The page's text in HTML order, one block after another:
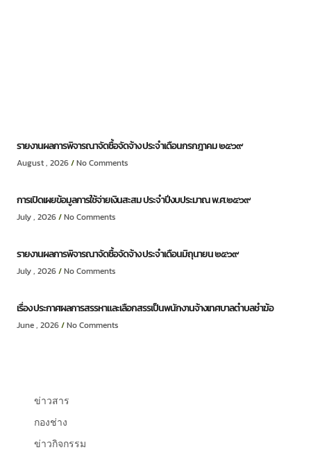
รายงานผลการพิจารณาจัดซื้อจัดจ้าง ประจำเดือนกรกฎาคม ๒๕๖๙
August , 2026 No Comments
การเปิดเผยข้อมูลการใช้จ่ายเงินสะสม ประจำปีงบประมาณ พ.ศ.๒๕๖๙
July , 2026 No Comments
รายงานผลการพิจารณาจัดซื้อจัดจ้าง ประจำเดือนมิถุนายน ๒๕๖๙
July , 2026 No Comments
เรื่อง ประกาศผลการสรรหาและเลือกสรรเป็นพนักงานจ้างเทศบาลตำบลชำฆ้อ
June , 2026 No Comments
ข่าวสาร
กองช่าง
ข่าวกิจกรรม